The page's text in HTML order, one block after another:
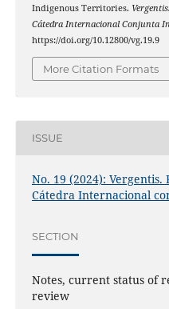
Indigenous Territories.
Cátedra Internacional Conjunta
https://doi.org/10.12800/vg.19.9
More Citation Formats
ISSUE
No. 19 (2024):
Cátedra Internacional
SECTION
Notes, current status of
review